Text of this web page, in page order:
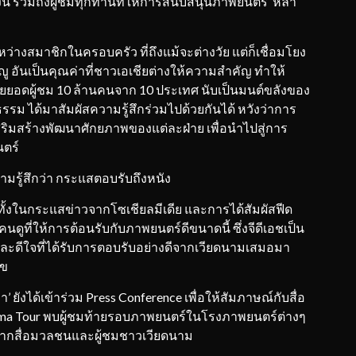
ว่างสมาชิกในครอบครัว ที่ถึงแม้จะต่างวัย แต่ก็เชื่อมโยง
นเป็นคุณค่าที่ชาวเอเชียต่างให้ความสำคัญ ทำให้
อดผู้ชม 10 ล้านคนจาก 10 ประเทศ นับเป็นมนต์ขลังของ
ม ได้มาสัมผัสความรู้สึกร่วมไปด้วยกันได้ หวังว่าการ
มสร้างพัฒนาศักยภาพของแต่ละฝ่าย เพื่อนำไปสู่การ
ตร์
รู้สึกว่า กระแสตอบรับถึงหนัง
ในกระแสข่าวจากโซเชียลมีเดีย และการได้สัมผัสฟีด
ดูที่ให้การต้อนรับกับภาพยนตร์ดีขนาดนี้ ซึ่งจีดีเอชเป็น
ดีใจที่ได้รับการตอบรับอย่างดีจากเวียดนามเสมอมา
งได้เข้าร่วม Press Conference เพื่อให้สัมภาษณ์กับสื่อ
Tour พบผู้ชมท้ายรอบภาพยนตร์ในโรงภาพยนตร์ต่างๆ
กสื่อมวลชนและผู้ชมชาวเวียดนาม